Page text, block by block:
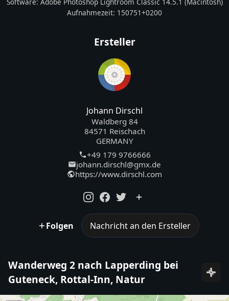
Aufnahmezeit: 150751+0200
Ersteller
Johann Dirschl
Waldberg 84
84571 Reischach
GERMANY
+49 179 9766666
johann.dirschl@gmx.de
https://www.dirschl.com
Folgen Nachricht an den Ersteller
Wanderweg 2 nach Lapperding bei
Guteneck, Rottal-Inn, Natur